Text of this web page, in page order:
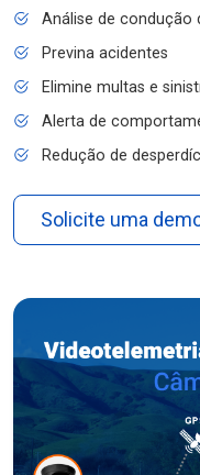
Análise de condução
Previna acidentes
Elimine multas e
Alerta de
Redução de
Solicite uma